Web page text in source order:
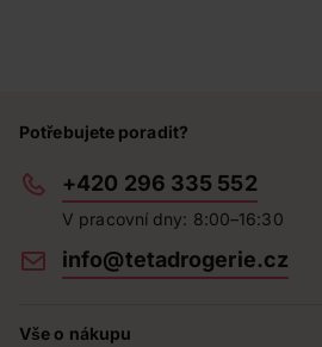
Potřebujete poradit?
+420 296 335 552
V pracovní dny: 8:00–16:30
info@tetadrogerie.cz
Vše o nákupu